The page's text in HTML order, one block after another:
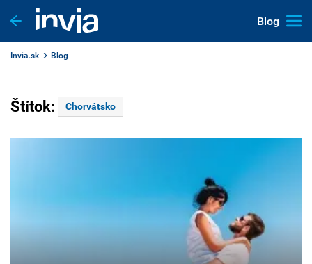
Blog
Invia.sk Blog
Štítok: Chorvátsko